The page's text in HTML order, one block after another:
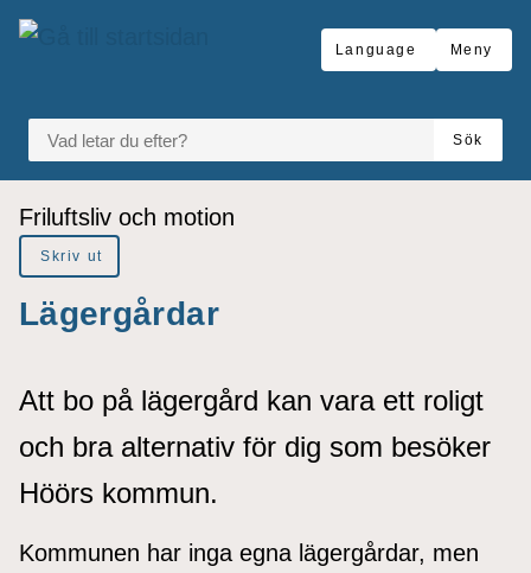
Gå till innehåll
till sidomeny
Language Meny
VAD LETAR DU EFTER?
Sök
Du är här:
Friluftsliv och motion
Skriv ut
Lägergårdar
Att bo på lägergård kan vara ett roligt
och bra alternativ för dig som besöker
Höörs kommun.
Kommunen har inga egna lägergårdar, men